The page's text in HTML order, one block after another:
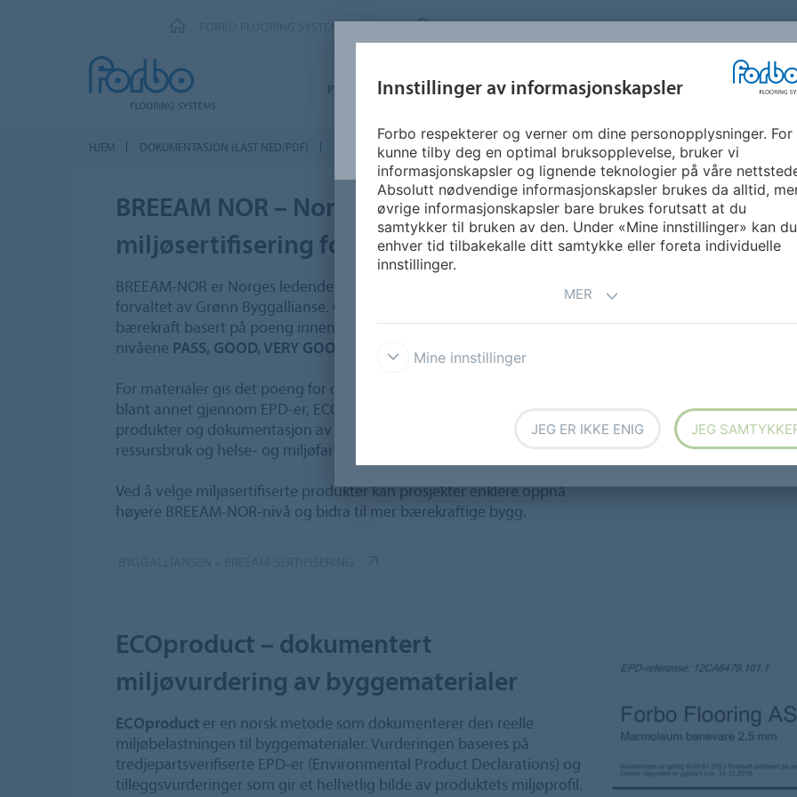
FORBO FLOORING SYSTEMS NORWAY
PRODUKTER SEGMENTER
INSPIRASJON &
REFERANSER
BÆREKRAFT
HJEM DOKUMENTASJON (LAST NED/PDF) ECOproduct & M1 BREEAM-NOR og dokumentasjon
BREEAM NOR – Norges ledende
miljøsertifisering for bygg
BREEAM-NOR er Norges ledende metode for miljøsertifisering av bygg,
forvaltet av Grønn Byggallianse. Ordningen vurderer byggets
bærekraft basert på poeng innen flere miljøområder, og sertifiseres på
nivåene PASS, GOOD, VERY GOOD, EXCELLENT
For materialer gis det poeng for dokumentert lav miljøpåvirkning,
blant annet gjennom EPD-er, ECOproduct-vurderinger, Svanemerket
produkter og dokumentasjon av klimagassutslipp, innemiljø,
ressursbruk og helse- og miljøfarlige stoffer.
Ved å velge miljøsertifiserte produkter kan prosjekter enklere oppnå
høyere BREEAM-NOR-nivå og bidra til mer bærekraftige bygg.
ECOproduct – dokumentert
miljøvurdering av byggematerialer
ECOproduct er en norsk metode som dokumenterer den reelle
miljøbelastningen til byggematerialer. Vurderingen baseres på
tredjepartsverifiserte EPD-er (Environmental Product Declarations) og
tilleggsvurderinger som gir et helhetlig bilde av produktets miljøprofil.
Innstillinger av informasjonskapsler
Forbo respekterer og verner om dine personopplysninger. For
kunne tilby deg en optimal bruksopplevelse, bruker vi
informasjonskapsler og lignende teknologier på våre
Absolutt nødvendige informasjonskapsler brukes da alltid,
øvrige informasjonskapsler bare brukes forutsatt at du
samtykker til bruken av den. Under «Mine innstillinger» kan
enhver tid tilbakekalle ditt samtykke eller foreta individuelle
innstillinger.
MER
Mine innstillinger
JEG ER IKKE ENIG JEG